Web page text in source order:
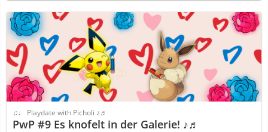
♫♩ Playdate with Picholi ♪♬
PwP #9 Es knofelt in der Galerie! ♪♬